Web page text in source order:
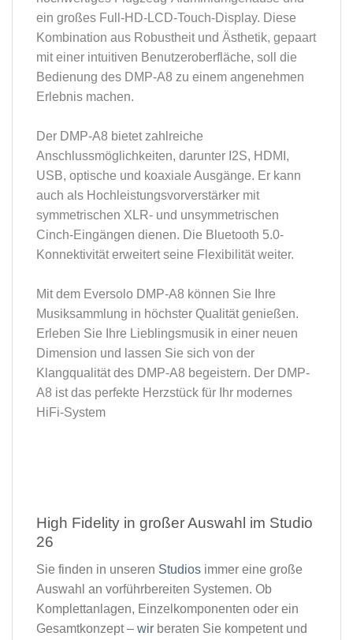
ein großes Full-HD-LCD-Touch-Display. Diese
Kombination aus Robustheit und Ästhetik, gepaart
mit einer intuitiven Benutzeroberfläche, soll die
Bedienung des DMP-A8 zu einem angenehmen
Erlebnis machen.
Der DMP-A8 bietet zahlreiche
Anschlussmöglichkeiten, darunter I2S, HDMI,
USB, optische und koaxiale Ausgänge. Er kann
auch als Hochleistungsvorverstärker mit
symmetrischen XLR- und unsymmetrischen
Cinch-Eingängen dienen. Die Bluetooth 5.0-
Konnektivität erweitert seine Flexibilität weiter.
Mit dem Eversolo DMP-A8 können Sie Ihre
Musiksammlung in höchster Qualität genießen.
Erleben Sie Ihre Lieblingsmusik in einer neuen
Dimension und lassen Sie sich von der
Klangqualität des DMP-A8 begeistern. Der DMP-
A8 ist das perfekte Herzstück für Ihr modernes
HiFi-System
High Fidelity in großer Auswahl im Studio
26​
Sie finden in unseren Studios immer eine große
Auswahl an vorführbereiten Systemen. Ob
Komplettanlagen, Einzelkomponenten oder ein
Gesamtkonzept – wir beraten Sie kompetent und